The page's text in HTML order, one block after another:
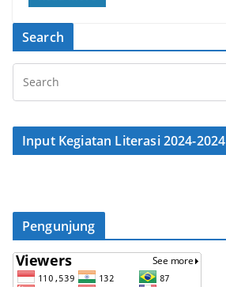
Search
Input Kegiatan Literasi 2024-2024
Pengunjung